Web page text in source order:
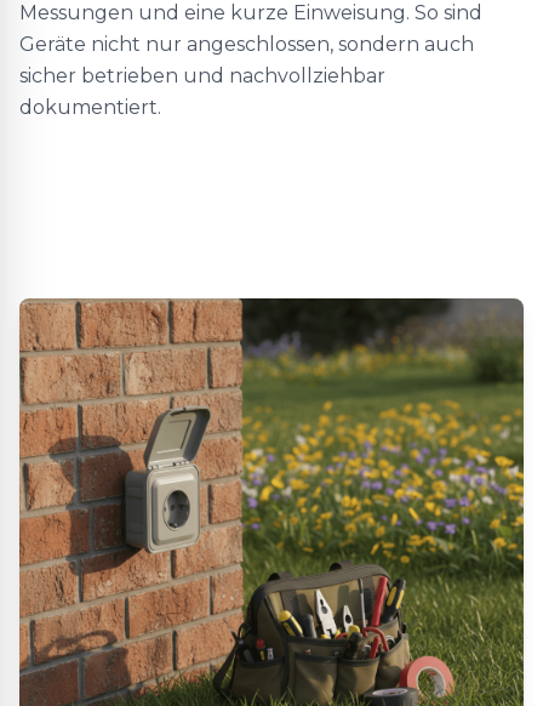
Messungen und eine kurze Einweisung. So sind
Geräte nicht nur angeschlossen, sondern auch
sicher betrieben und nachvollziehbar
dokumentiert.